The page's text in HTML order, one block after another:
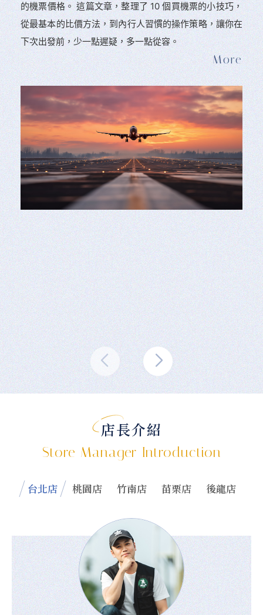
的機票價格。 這篇文章，整理了 10 個買機票的小技巧，
從最基本的比價方法，到內行人習慣的操作策略，讓你在
下次出發前，少一點遲疑，多一點從容。
店長介紹
Store Manager Introduction
台北店 桃園店 竹南店 苗栗店 後龍店